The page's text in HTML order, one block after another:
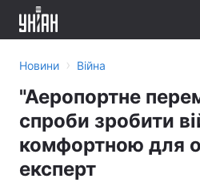
Новини › Війна
"Аеропортне
спроби зробити
комфортною для
експерт